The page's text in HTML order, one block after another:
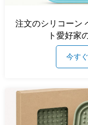
注文のシリコーン
ト愛好家
今す